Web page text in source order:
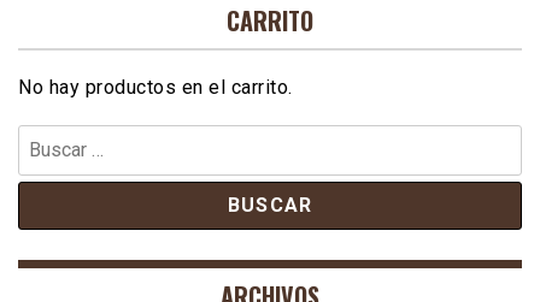
CARRITO
No hay productos en el carrito.
Buscar: